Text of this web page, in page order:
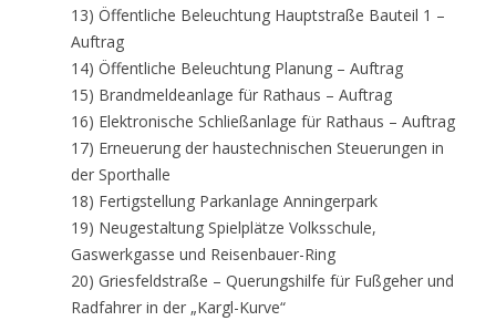
13) Öffentliche Beleuchtung Hauptstraße Bauteil 1 –
Auftrag
14) Öffentliche Beleuchtung Planung – Auftrag
15) Brandmeldeanlage für Rathaus – Auftrag
16) Elektronische Schließanlage für Rathaus – Auftrag
17) Erneuerung der haustechnischen Steuerungen in
der Sporthalle
18) Fertigstellung Parkanlage Anningerpark
19) Neugestaltung Spielplätze Volksschule,
Gaswerkgasse und Reisenbauer-Ring
20) Griesfeldstraße – Querungshilfe für Fußgeher und
Radfahrer in der „Kargl-Kurve“